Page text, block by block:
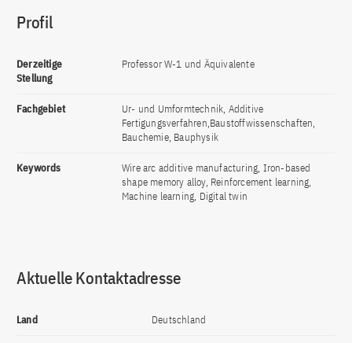
Profil
Derzeitige
Stellung
Professor W-1 und Äquivalente
Fachgebiet
Ur- und Umformtechnik, Additive
Fertigungsverfahren,Baustoffwissenschaften,
Bauchemie, Bauphysik
Keywords
Wire arc additive manufacturing, Iron-based
shape memory alloy, Reinforcement learning,
Machine learning, Digital twin
Aktuelle Kontaktadresse
Land Deutschland